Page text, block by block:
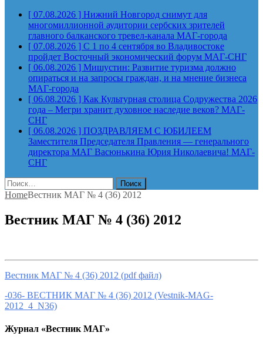
[ 07.08.2026 ] Нижний Новгород снимут для
многомиллионной аудитории сербских зрителей
главного балканского тревел-канала МАГ-города
[ 07.08.2026 ] С 1 по 4 сентября во Владивостоке
пройдет Восточный экономический форум МАГ-СНГ
[ 06.08.2026 ] Мишустин: Развитие туризма должно
опираться и на запросы граждан, и на мнение бизнеса
МАГ-города
[ 06.08.2026 ] Как Культурная столица Содружества 2026
года – Мегри хранит духовное наследие веков? МАГ-
СНГ
[ 06.08.2026 ] ПОЗДРАВЛЯЕМ С ЮБИЛЕЕМ
Заместителя Председателя Правления — генерального
директора МАГ Васюнькина Юрия Николаевича! МАГ-
СНГ
Найти:
HomeВестник МАГ № 4 (36) 2012
Вестник МАГ № 4 (36) 2012
Вестник МАГ № 4 (36) 2012 (pdf файл)
-036- ВЕСТНИК МАГ № 4 (36) 2012 (Vestnik-MAG-
2012_4_N36)
Журнал «Вестник МАГ»